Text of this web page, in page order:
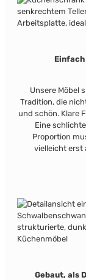
Unsere Möbel
Tradition, die
und schön. Klare
Eine
Proportion
vielleicht erst
Gebaut, als